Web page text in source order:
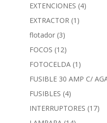
EXTENCIONES (4)
EXTRACTOR (1)
flotador (3)
FOCOS (12)
FOTOCELDA (1)
FUSIBLE 30 AMP C/
FUSIBLES (4)
INTERRUPTORES (17)